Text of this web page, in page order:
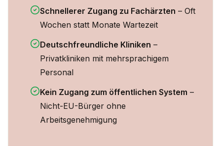
Schnellerer Zugang zu Fachärzten – Oft
Wochen statt Monate Wartezeit
Deutschfreundliche Kliniken –
Privatkliniken mit mehrsprachigem
Personal
Kein Zugang zum öffentlichen System –
Nicht-EU-Bürger ohne
Arbeitsgenehmigung